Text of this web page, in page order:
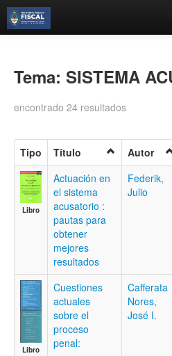
Búsqueda Avanzada
Contacto
Iniciar sesión
Tema: SISTEMA
encontrado 24 resultados
Tipo Título Autor
Libro
Actuación en
el sistema
acusatorio :
pautas para
obtener
mejores
resultados
Federik,
Julio
Libro
Cuestiones
actuales
sobre el
proceso
penal:
Cafferata
Nores,
José I.